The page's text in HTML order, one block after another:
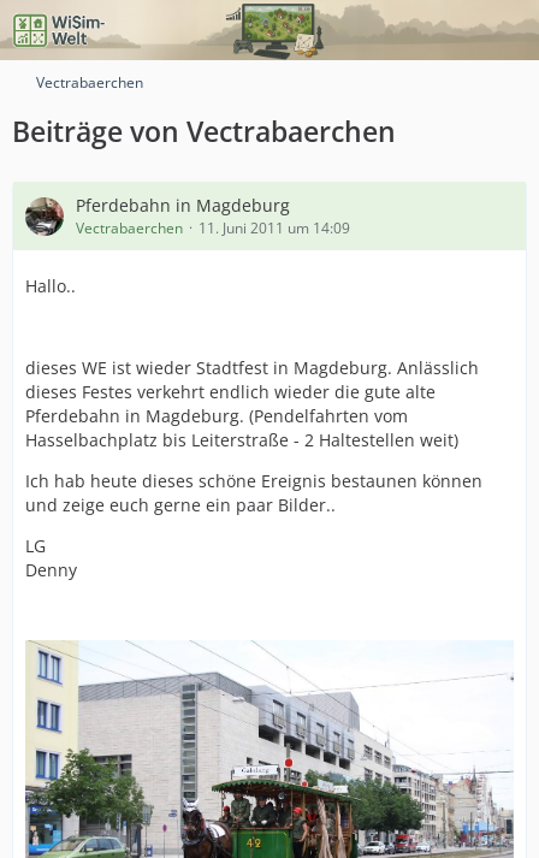
Vectrabaerchen
Beiträge von Vectrabaerchen
Pferdebahn in Magdeburg
Vectrabaerchen 11. Juni 2011 um 14:09
Hallo..
dieses WE ist wieder Stadtfest in Magdeburg. Anlässlich
dieses Festes verkehrt endlich wieder die gute alte
Pferdebahn in Magdeburg. (Pendelfahrten vom
Hasselbachplatz bis Leiterstraße - 2 Haltestellen weit)
Ich hab heute dieses schöne Ereignis bestaunen können
und zeige euch gerne ein paar Bilder..
LG
Denny